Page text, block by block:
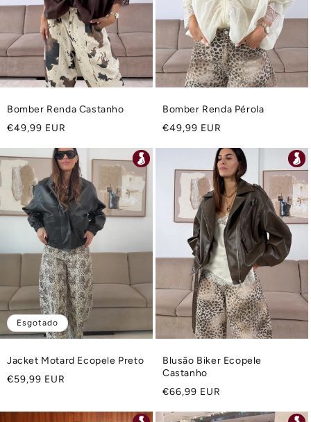
Bomber Renda Castanho
Preço
€49,99 EUR
Bomber Renda Pérola
Preço
€49,99 EUR
Esgotado
Jacket Motard Ecopele Preto
Preço
€59,99 EUR
Blusão Biker Ecopele
Castanho
Preço
€66,99 EUR